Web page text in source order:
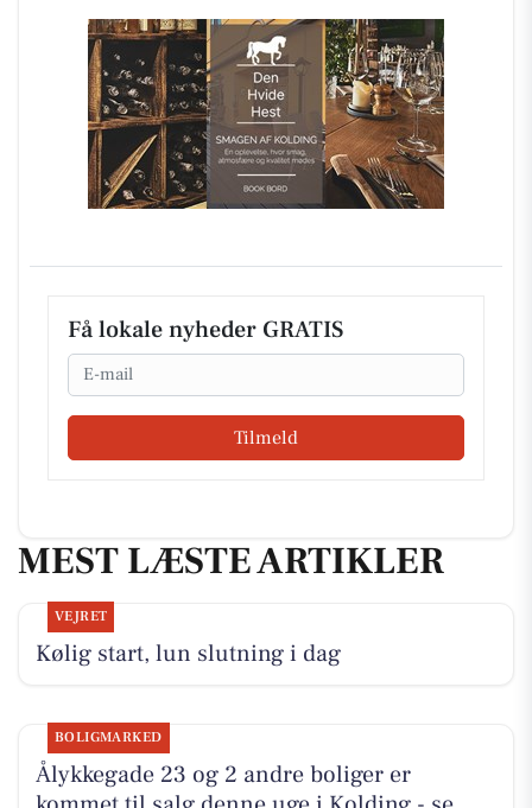
Få lokale nyheder GRATIS
Email
Tilmeld
MEST LÆSTE ARTIKLER
VEJRET
Kølig start, lun slutning i dag
BOLIGMARKED
Ålykkegade 23 og 2 andre boliger er